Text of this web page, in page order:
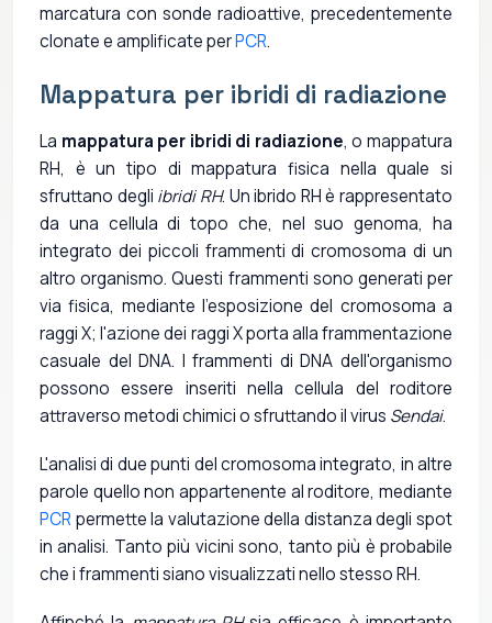
marcatura con sonde radioattive, precedentemente
clonate e amplificate perPCR.
Mappatura per ibridi di radiazione
La mappatura per ibridi di radiazione, o mappatura
RH, è un tipo di mappatura fisica nella quale si
sfruttano degli ibridi RH. Un ibrido RH è rappresentato
da una cellula di topo che, nel suo genoma, ha
integrato dei piccoli frammenti di cromosoma di un
altro organismo. Questi frammenti sono generati per
via fisica, mediante l'esposizione del cromosoma a
raggi X; l'azione dei raggi X porta alla frammentazione
casuale del DNA. I frammenti di DNA dell'organismo
possono essere inseriti nella cellula del roditore
attraverso metodi chimici o sfruttando il virus Sendai.
L'analisi di due punti del cromosoma integrato, in altre
parole quello non appartenente al roditore, mediante
PCR permette la valutazione della distanza degli spot
in analisi. Tanto più vicini sono, tanto più è probabile
che i frammenti siano visualizzati nello stesso RH.